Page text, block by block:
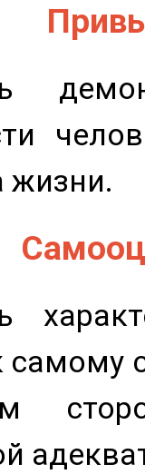
жизни.
самому